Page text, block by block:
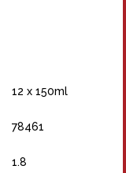
12 x 150ml
78461
1.8